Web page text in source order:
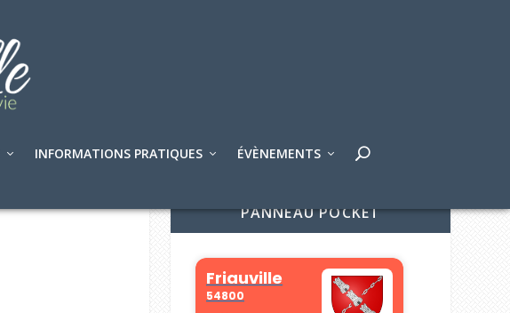
INFORMATIONS PRATIQUES ÉVÈNEMENTS
PANNEAU POCKET